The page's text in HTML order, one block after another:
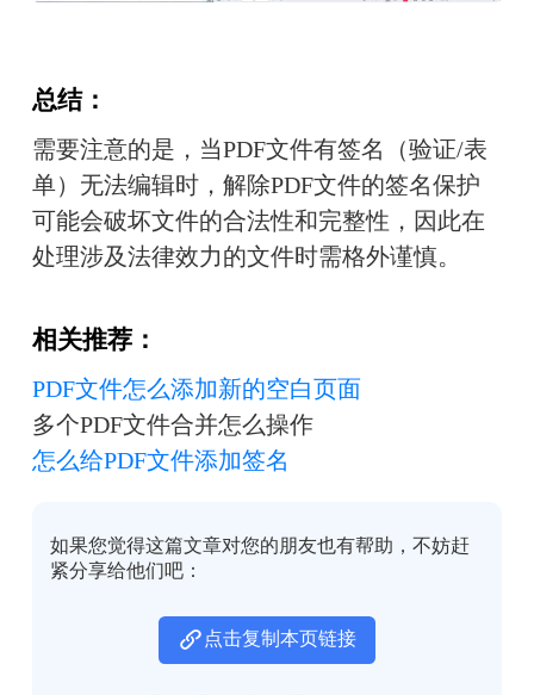
总结：
需要注意的是， 当PDF文件有签名（验证/表
单）无法编辑时， 解除PDF文件的签名保护
可能会破坏文件的合法性和完整性，因此在
处理涉及法律效力的文件时需格外谨慎。
相关推荐：
PDF文件怎么添加新的空白页面
多个PDF文件合并怎么操作
怎么给PDF文件添加签名
如果您觉得这篇文章对您的朋友也有帮助，不妨赶
紧分享给他们吧：
点击复制本页链接